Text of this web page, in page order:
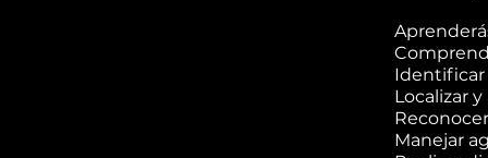
Identificar
Localizar
Manejar